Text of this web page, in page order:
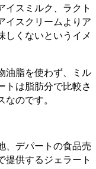
イスミルク、ラクト
イスクリームよりア
しくないというイメ
油脂を使わず、ミル
トは脂肪分で比較さ
のです。
、デパートの食品売
提供するジェラート